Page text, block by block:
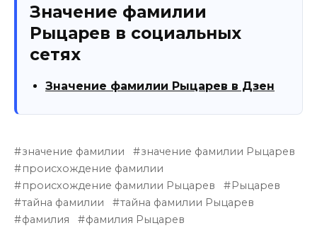
Значение фамилии
Рыцарев в социальных
сетях
Значение фамилии Рыцарев в Дзен
значение фамилии
значение фамилии Рыцарев
происхождение фамилии
происхождение фамилии Рыцарев
Рыцарев
тайна фамилии
тайна фамилии Рыцарев
фамилия
фамилия Рыцарев